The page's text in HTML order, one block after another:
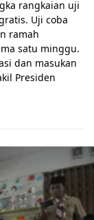
rangkaian uji
Uji coba
ramah
satu minggu.
dan masukan
Presiden